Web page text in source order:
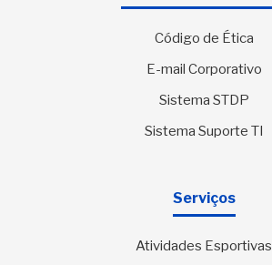
Código de Ética
E-mail Corporativo
Sistema STDP
Sistema Suporte TI
Serviços
Atividades Esportivas